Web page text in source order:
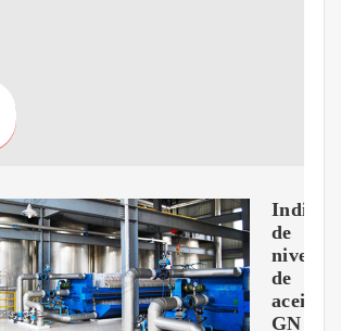
de
nivel
de
aceite
GN